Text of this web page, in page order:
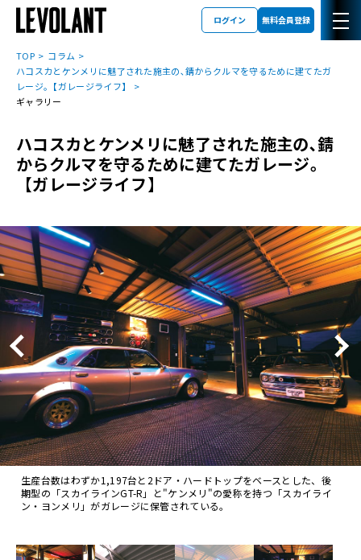
ログイン 無料会員登録
TOP
コラム
ハコスカとケンメリに魅了された施主の､錆からクルマを守るために建てたガ
レージ｡【ガレージライフ】
ギャラリー
ハコスカとケンメリに魅了された施主の､錆
からクルマを守るために建てたガレージ｡
【ガレージライフ】
生産台数はわずか1,197台と2ドア・ハードトップをベースとした、後
期型の「スカイラインGT-R」と"ケンメリ"の愛称を持つ「スカイライ
ン・ヨンメリ」がガレージに保管されている。